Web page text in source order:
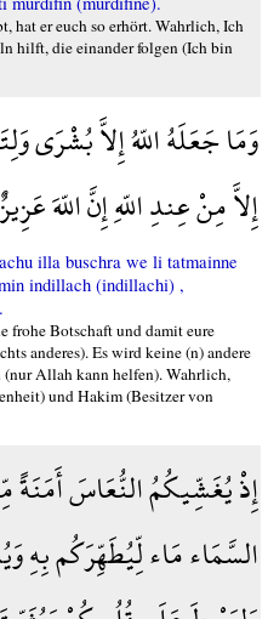
hat er euch so erhört. Wahrlich, Ich
hilft, die einander folgen (Ich bin
وَمَا جَعَلَهُ اللّهُ إِلاَّ بُشْرَى
إِلاَّ مِنْ عِندِ اللّهِ إِنَّ اللّهَ
illa buschra we li tatmainne
indillach (indillachi) ,
frohe Botschaft und damit eure
anderes). Es wird keine (n) andere
Allah kann helfen). Wahrlich,
und Hakim (Besitzer von
إِذْ يُغَشِّيكُمُ النُّعَاسَ
السَّمَاء مَاء لِّيُطَهِّرَكُم